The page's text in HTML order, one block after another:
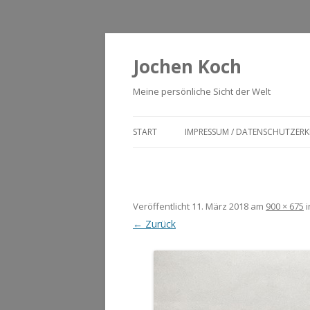
Jochen Koch
Meine persönliche Sicht der Welt
START IMPRESSUM /
Veröffentlicht 11. März 2018 am 900 × 675
← Zurück